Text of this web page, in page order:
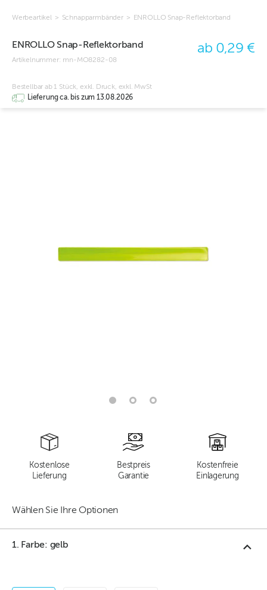
Werbeartikel > Schnapparmbänder > ENROLLO Snap-Reflektorband
ENROLLO Snap-Reflektorband
Artikelnummer: mn-MO8282-08
ab 0,29 €
Bestellbar ab 1 Stück, exkl. Druck, exkl. MwSt
Lieferung ca. bis zum 13.08.2026
Kostenlose
Lieferung
Bestpreis
Garantie
Kostenfreie
Einlagerung
Wählen Sie Ihre Optionen
1. Farbe: gelb